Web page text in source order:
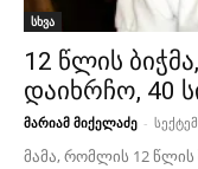
სხვა
12 წლის
დაიხრჩო, 40
მარიამ მიქელაძე -
მამა, რომლის 12